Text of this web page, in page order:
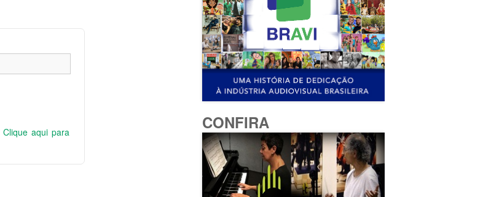
Clique aqui para
CONFIRA